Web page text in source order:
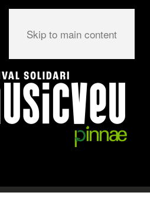
Skip to main content